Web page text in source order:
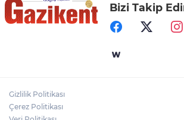
"BEBEĞİ TÜM GECE AYNI
BIRAKMAYIN!"
Gaziantep Üniversitesi
Bizi Takip
Gizlilik Politikası
Çerez Politikası